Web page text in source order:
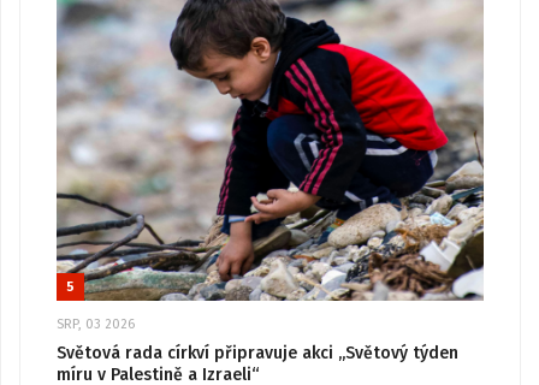
5
SRP, 03 2026
Světová rada církví připravuje akci „Světový týden
míru v Palestině a Izraeli“